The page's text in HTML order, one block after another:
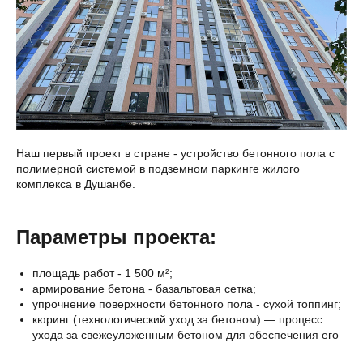
Наш первый проект в стране - устройство бетонного пола с
полимерной системой в подземном паркинге жилого
комплекса в Душанбе.
Параметры проекта:
площадь работ - 1 500 м²;
армирование бетона - базальтовая сетка;
упрочнение поверхности бетонного пола - сухой топпинг;
кюринг (технологический уход за бетоном) — процесс
ухода за свежеуложенным бетоном для обеспечения его